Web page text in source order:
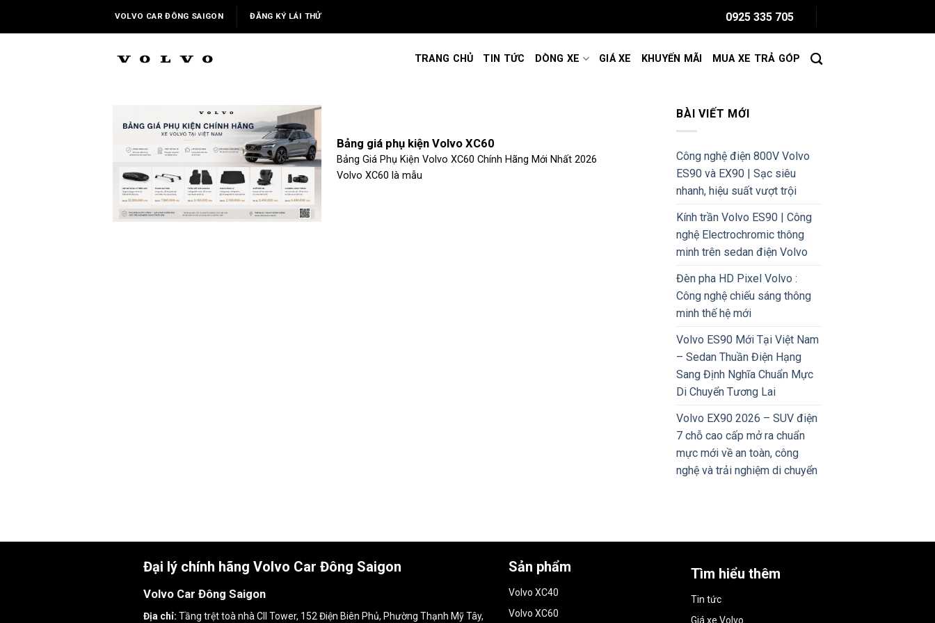
VOLVO CAR ĐÔNG SAIGON ĐĂNG KÝ LÁI THỬ 0925 335 705
TRANG CHỦ TIN TỨC DÒNG XE GIÁ XE KHUYẾN MÃI MUA XE TRẢ GÓP
Bảng giá phụ kiện Volvo XC60
Bảng Giá Phụ Kiện Volvo XC60 Chính Hãng Mới Nhất 2026
Volvo XC60 là mẫu
BÀI VIẾT MỚI
Công nghệ điện 800V Volvo
ES90 và EX90 | Sạc siêu
nhanh, hiệu suất vượt trội
Kính trần Volvo ES90 | Công
nghệ Electrochromic thông
minh trên sedan điện Volvo
Đèn pha HD Pixel Volvo :
Công nghệ chiếu sáng thông
minh thế hệ mới
Volvo ES90 Mới Tại Việt Nam
– Sedan Thuần Điện Hạng
Sang Định Nghĩa Chuẩn Mực
Di Chuyển Tương Lai
Volvo EX90 2026 – SUV điện
7 chỗ cao cấp mở ra chuẩn
mực mới về an toàn, công
nghệ và trải nghiệm di chuyển
Đại lý chính hãng Volvo Car Đông Saigon
Volvo Car Đông Saigon
Địa chỉ: Tầng trệt toà nhà CII Tower, 152 Điện Biên Phủ, Phường Thạnh Mỹ Tây,
Sản phẩm
Volvo XC40
Volvo XC60
Tìm hiểu thêm
Tin tức
Giá xe Volvo